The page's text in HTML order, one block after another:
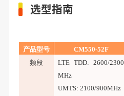
选型指南
产品型号 CM550-52F
频段
LTE TDD: 2600/2300
MHz
UMTS: 2100/900MHz